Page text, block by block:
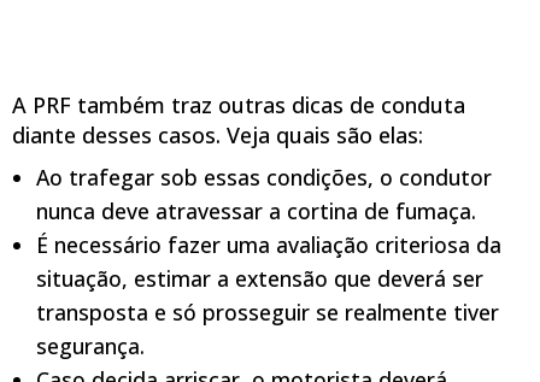
A PRF também traz outras dicas de conduta
diante desses casos. Veja quais são elas:
Ao trafegar sob essas condições, o condutor
nunca deve atravessar a cortina de fumaça.
É necessário fazer uma avaliação criteriosa da
situação, estimar a extensão que deverá ser
transposta e só prosseguir se realmente tiver
segurança.